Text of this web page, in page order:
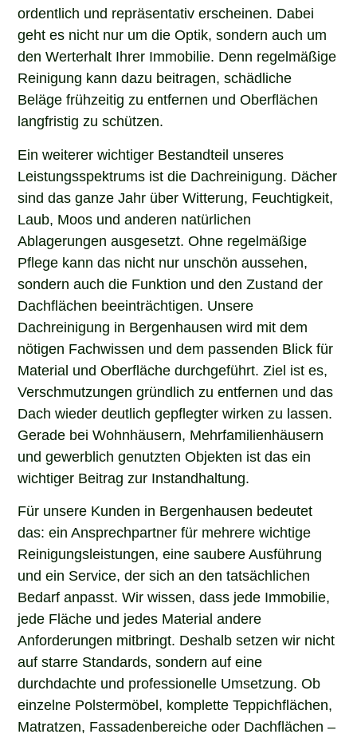
ordentlich und repräsentativ erscheinen. Dabei
geht es nicht nur um die Optik, sondern auch um
den Werterhalt Ihrer Immobilie. Denn regelmäßige
Reinigung kann dazu beitragen, schädliche
Beläge frühzeitig zu entfernen und Oberflächen
langfristig zu schützen.
Ein weiterer wichtiger Bestandteil unseres
Leistungsspektrums ist die Dachreinigung. Dächer
sind das ganze Jahr über Witterung, Feuchtigkeit,
Laub, Moos und anderen natürlichen
Ablagerungen ausgesetzt. Ohne regelmäßige
Pflege kann das nicht nur unschön aussehen,
sondern auch die Funktion und den Zustand der
Dachflächen beeinträchtigen. Unsere
Dachreinigung in Bergenhausen wird mit dem
nötigen Fachwissen und dem passenden Blick für
Material und Oberfläche durchgeführt. Ziel ist es,
Verschmutzungen gründlich zu entfernen und das
Dach wieder deutlich gepflegter wirken zu lassen.
Gerade bei Wohnhäusern, Mehrfamilienhäusern
und gewerblich genutzten Objekten ist das ein
wichtiger Beitrag zur Instandhaltung.
Für unsere Kunden in Bergenhausen bedeutet
das: ein Ansprechpartner für mehrere wichtige
Reinigungsleistungen, eine saubere Ausführung
und ein Service, der sich an den tatsächlichen
Bedarf anpasst. Wir wissen, dass jede Immobilie,
jede Fläche und jedes Material andere
Anforderungen mitbringt. Deshalb setzen wir nicht
auf starre Standards, sondern auf eine
durchdachte und professionelle Umsetzung. Ob
einzelne Polstermöbel, komplette Teppichflächen,
Matratzen, Fassadenbereiche oder Dachflächen –